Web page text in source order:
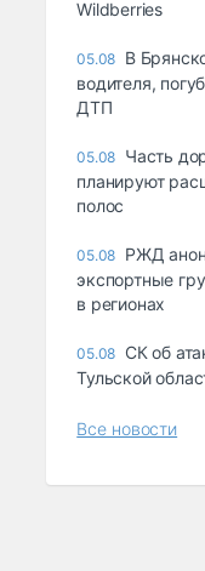
Wildberries
05.08 В
водителя,
ДТП
05.08 Часть
планируют
полос
05.08 РЖД
экспортные
в регионах
05.08 СК об
Тульской
Все новости